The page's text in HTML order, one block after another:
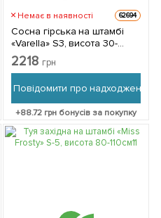
Немає в наявності 62694
Сосна гірська на штамбі
«Varella» S3, висота 30-
40см 1 саджанець в
упаковці
2218 грн
Повідомити про надходження
+88.72 грн бонусів за покупку